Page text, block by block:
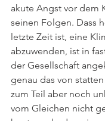
akute Angst vor dem
seinen Folgen. Dass
letzte Zeit ist, eine
abzuwenden, ist in
der Gesellschaft
genau das von
zum Teil aber noch
vom Gleichen nicht